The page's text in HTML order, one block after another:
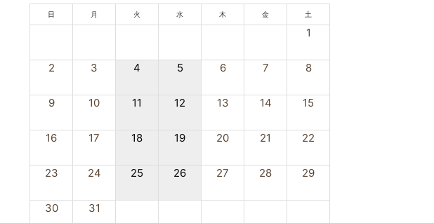
¥33,500
2025/11/28up
MICHAEL KORS マイケルコース トートバッグ
ウン
日 月 火 水 木 金 土
1
2 3 4 5 6 7 8
9 10 11 12 13 14 15
16 17 18 19 20 21 22
23 24 25 26 27 28 29
30 31